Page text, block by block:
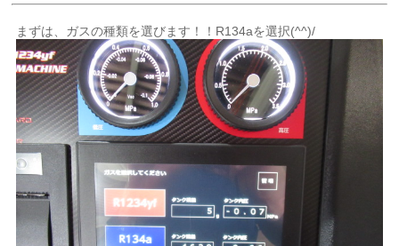
まずは、ガスの種類を選びます！！R134aを選択(^^)/